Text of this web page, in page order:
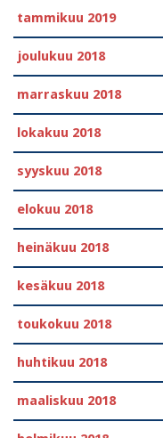
tammikuu 2019
joulukuu 2018
marraskuu 2018
lokakuu 2018
syyskuu 2018
elokuu 2018
heinäkuu 2018
kesäkuu 2018
toukokuu 2018
huhtikuu 2018
maaliskuu 2018